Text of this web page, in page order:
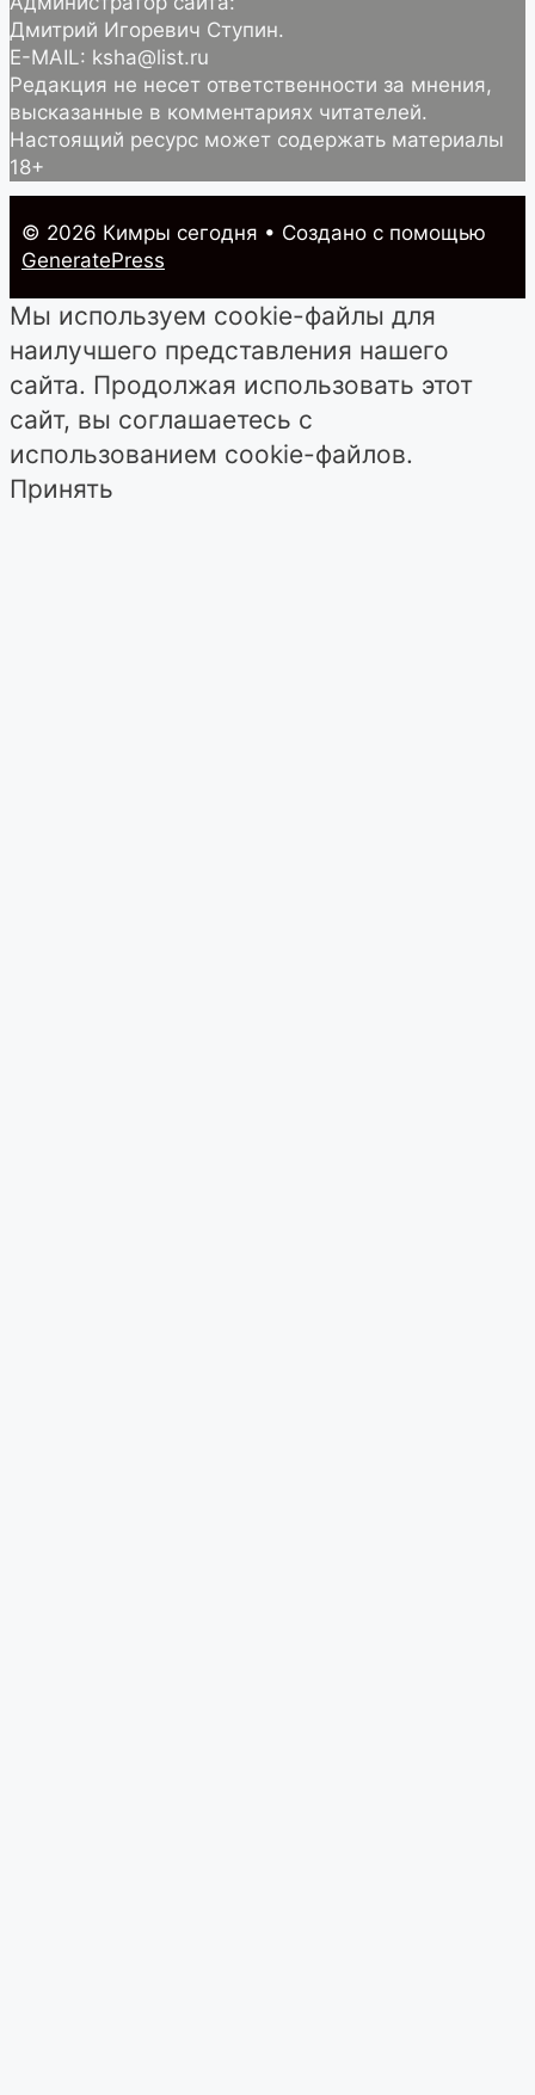
Дмитрий Игоревич Ступин.
E-MAIL: ksha@list.ru
Редакция не несет ответственности за мнения,
высказанные в комментариях читателей.
Настоящий ресурс может содержать материалы
18+
© 2026 Кимры cегодня • Создано с помощью
GeneratePress
Мы используем cookie-файлы для
наилучшего представления нашего
сайта. Продолжая использовать этот
сайт, вы соглашаетесь с
использованием cookie-файлов.
Принять